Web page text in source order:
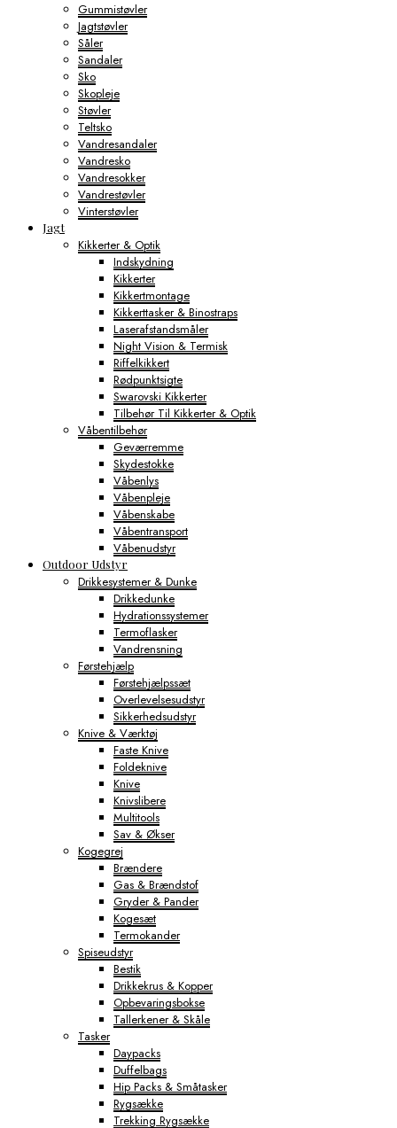
Gummistøvler
Jagtstøvler
Såler
Sandaler
Sko
Skopleje
Støvler
Teltsko
Vandresandaler
Vandresko
Vandresokker
Vandrestøvler
Vinterstøvler
Jagt
Kikkerter & Optik
Indskydning
Kikkerter
Kikkertmontage
Kikkerttasker & Binostraps
Laserafstandsmåler
Night Vision & Termisk
Riffelkikkert
Rødpunktsigte
Swarovski Kikkerter
Tilbehør Til Kikkerter & Optik
Våbentilbehør
Geværremme
Skydestokke
Våbenlys
Våbenpleje
Våbenskabe
Våbentransport
Våbenudstyr
Outdoor Udstyr
Drikkesystemer & Dunke
Drikkedunke
Hydrationssystemer
Termoflasker
Vandrensning
Førstehjælp
Førstehjælpssæt
Overlevelsesudstyr
Sikkerhedsudstyr
Knive & Værktøj
Faste Knive
Foldeknive
Knive
Knivslibere
Multitools
Sav & Økser
Kogegrej
Brændere
Gas & Brændstof
Gryder & Pander
Kogesæt
Termokander
Spiseudstyr
Bestik
Drikkekrus & Kopper
Opbevaringsbokse
Tallerkener & Skåle
Tasker
Daypacks
Duffelbags
Hip Packs & Småtasker
Rygsække
Trekking Rygsække